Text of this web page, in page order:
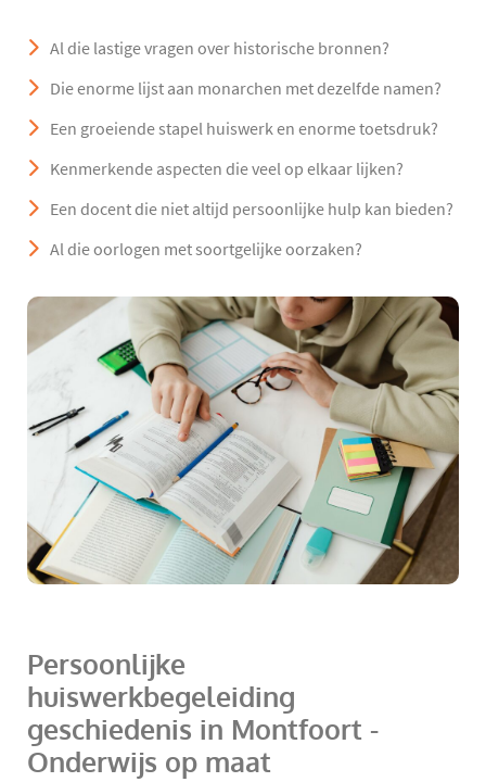
Al die lastige vragen over historische bronnen?
Die enorme lijst aan monarchen met dezelfde namen?
Een groeiende stapel huiswerk en enorme toetsdruk?
Kenmerkende aspecten die veel op elkaar lijken?
Een docent die niet altijd persoonlijke hulp kan bieden?
Al die oorlogen met soortgelijke oorzaken?
Persoonlijke
huiswerkbegeleiding
geschiedenis in Montfoort -
Onderwijs op maat